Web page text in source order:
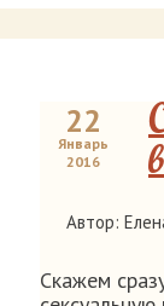
22
Январь
2016
Автор:
Скажем